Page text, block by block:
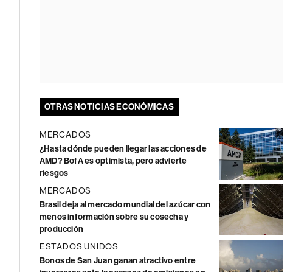
OTRAS NOTICIAS ECONÓMICAS
MERCADOS
¿Hasta dónde pueden llegar las acciones de
AMD? BofA es optimista, pero advierte
riesgos
MERCADOS
Brasil deja al mercado mundial del azúcar con
menos información sobre su cosecha y
producción
ESTADOS UNIDOS
Bonos de San Juan ganan atractivo entre